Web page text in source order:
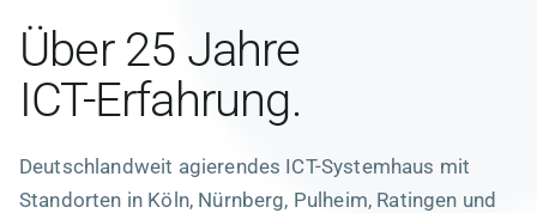
Über 25 Jahre
ICT-Erfahrung.
Deutschlandweit agierendes ICT-Systemhaus mit
Standorten in Köln, Nürnberg, Pulheim, Ratingen und